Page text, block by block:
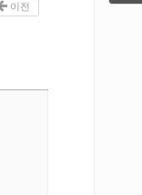
이전